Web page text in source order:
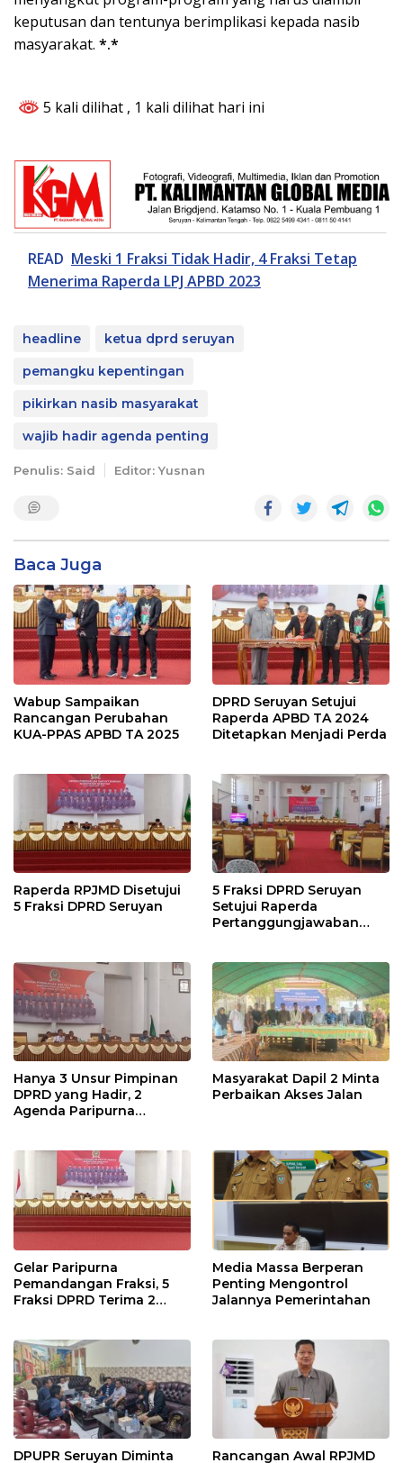
keputusan dan tentunya berimplikasi kepada nasib
masyarakat. *.*
5 kali dilihat , 1 kali dilihat hari ini
READ Meski 1 Fraksi Tidak Hadir, 4 Fraksi Tetap
Menerima Raperda LPJ APBD 2023
headline
ketua dprd seruyan
pemangku kepentingan
pikirkan nasib masyarakat
wajib hadir agenda penting
Penulis: Said Editor: Yusnan
Baca Juga
Wabup Sampaikan
Rancangan Perubahan
KUA-PPAS APBD TA 2025
DPRD Seruyan Setujui
Raperda APBD TA 2024
Ditetapkan Menjadi Perda
Raperda RPJMD Disetujui
5 Fraksi DPRD Seruyan
5 Fraksi DPRD Seruyan
Setujui Raperda
Pertanggungjawaban
Hanya 3 Unsur Pimpinan
DPRD yang Hadir, 2
Agenda Paripurna
Masyarakat Dapil 2 Minta
Perbaikan Akses Jalan
Gelar Paripurna
Pemandangan Fraksi, 5
Fraksi DPRD Terima 2
Media Massa Berperan
Penting Mengontrol
Jalannya Pemerintahan
DPUPR Seruyan Diminta Rancangan Awal RPJMD